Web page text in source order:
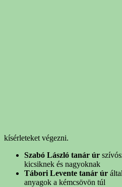
kísérleteket végezni.
Szabó László tanár úr
kicsiknek és nagyoknak
Tábori Levente tanár úr
anyagok a kémcsövön túl